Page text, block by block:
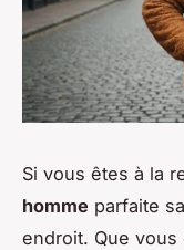
Si vous êtes à la
homme parfaite
endroit. Que